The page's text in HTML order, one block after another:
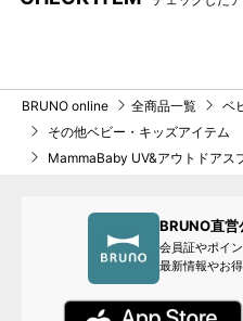
BRUNO online 全商品一覧
ベ
その他ベビー・キッズアイテム
MammaBaby UV&アウトドアス
BRUNO直営
会員証やポイ
最新情報やお